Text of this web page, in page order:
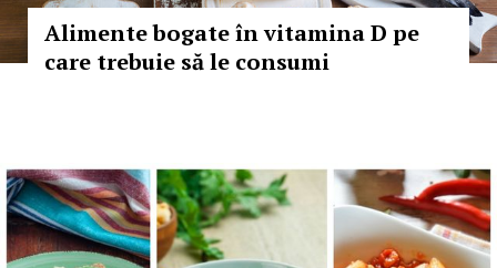
Alimente bogate în vitamina D pe
care trebuie să le consumi